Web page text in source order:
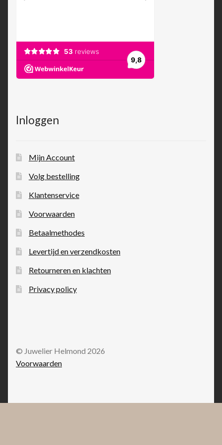
Inloggen
Mijn Account
Volg bestelling
Klantenservice
Voorwaarden
Betaalmethodes
Levertijd en verzendkosten
Retourneren en klachten
Privacy policy
© Juwelier Helmond 2026
Voorwaarden